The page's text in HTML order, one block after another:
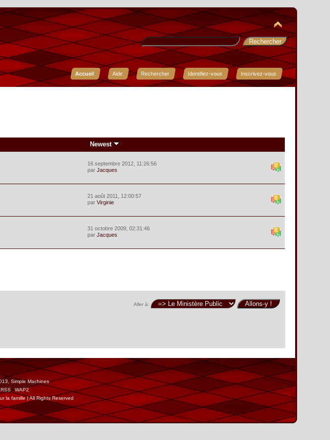
Accueil
Aide Rechercher Identifiez-vous Inscrivez-vous
Newest
16 septembre 2012, 11:26:56
parJacques
21 août 2011, 12:00:57
parVirginie
31 octobre 2009, 02:31:46
parJacques
Aller à:
Simple Machines
WAP2
la famille | All Rights Reserved